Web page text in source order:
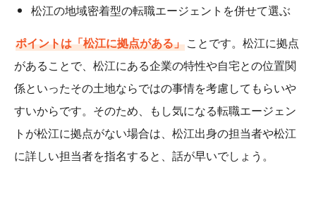
松江の地域密着型の転職エージェントを併せて選ぶ
ポイントは「松江に拠点がある」ことです。松江に拠点
があることで、松江にある企業の特性や自宅との位置関
係といったその土地ならではの事情を考慮してもらいや
すいからです。そのため、もし気になる転職エージェン
トが松江に拠点がない場合は、松江出身の担当者や松江
に詳しい担当者を指名すると、話が早いでしょう。